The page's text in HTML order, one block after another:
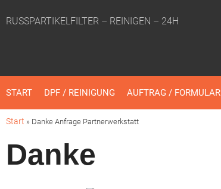
RUSSPARTIKELFILTER – REINIGEN – 24H
START DPF / REINIGUNG AUFTRAG / FORMULAR
Start » Danke Anfrage Partnerwerkstatt
Danke